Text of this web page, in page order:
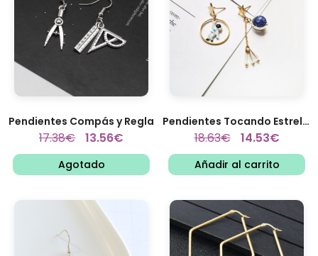
Pendientes Compás y Regla
17.38€ 13.56€
Agotado
Pendientes Tocando Estrellas
18.63€ 14.53€
Añadir al carrito